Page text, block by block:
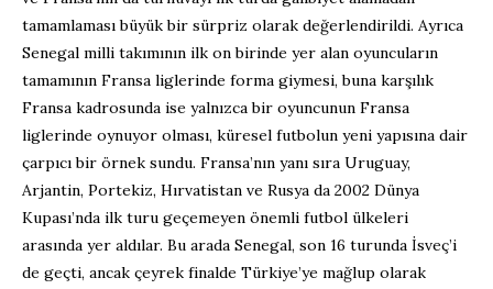
tamamlaması büyük bir sürpriz olarak değerlendirildi. Ayrıca
Senegal milli takımının ilk on birinde yer alan oyuncuların
tamamının Fransa liglerinde forma giymesi, buna karşılık
Fransa kadrosunda ise yalnızca bir oyuncunun Fransa
liglerinde oynuyor olması, küresel futbolun yeni yapısına dair
çarpıcı bir örnek sundu. Fransa’nın yanı sıra Uruguay,
Arjantin, Portekiz, Hırvatistan ve Rusya da 2002 Dünya
Kupası’nda ilk turu geçemeyen önemli futbol ülkeleri
arasında yer aldılar. Bu arada Senegal, son 16 turunda İsveç’i
de geçti, ancak çeyrek finalde Türkiye’ye mağlup olarak